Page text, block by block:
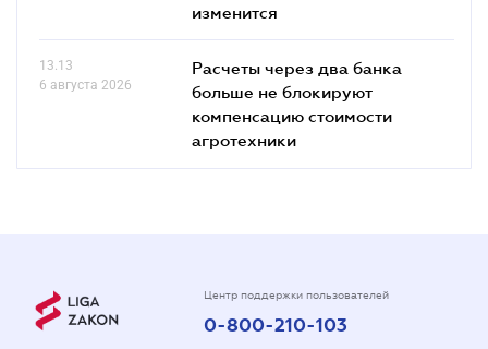
изменится
13.13
6 августа 2026
Расчеты через два банка
больше не блокируют
компенсацию стоимости
агротехники
Центр поддержки пользователей
0-800-210-103